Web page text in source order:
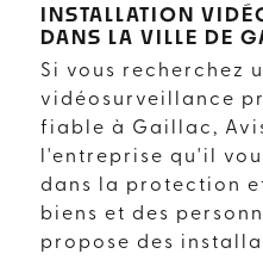
INSTALLATION
DANS LA VILLE DE
Si vous recherchez
vidéosurveillance
fiable à Gaillac,
l'entreprise qu'il
dans la protection
biens et des
propose des